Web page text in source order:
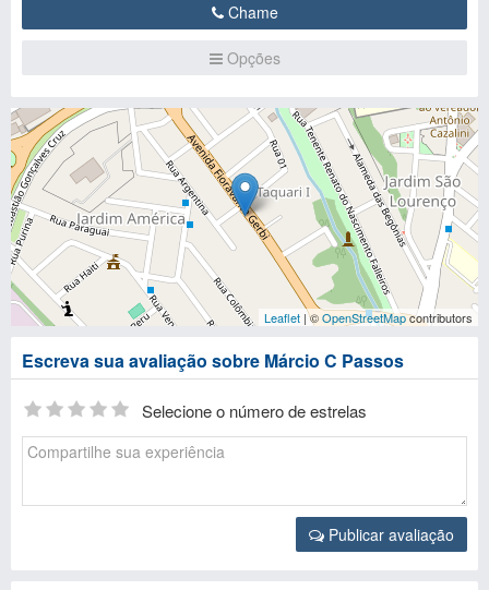
Chame
Opções
Leaflet | ©OpenStreetMapcontributors
Escreva sua avaliação sobre Márcio C Passos
Selecione o número de estrelas
Publicar avaliação